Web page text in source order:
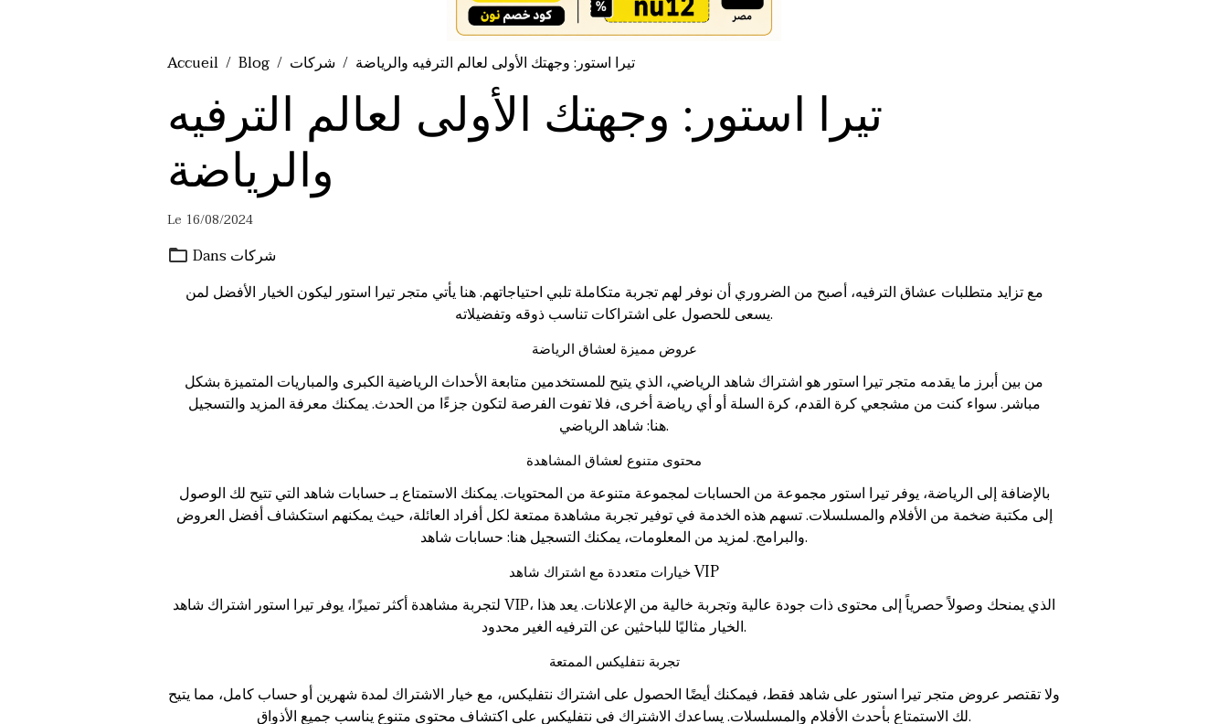
Accueil Blog شركات تيرا استور: وجهتك الأولى لعالم الترفيه والرياضة
تيرا استور: وجهتك الأولى لعالم الترفيه
والرياضة
Le 16/08/2024
Dans شركات
مع تزايد متطلبات عشاق الترفيه، أصبح من الضروري أن نوفر لهم تجربة متكاملة تلبي احتياجاتهم. هنا يأتي متجر تيرا استور ليكون الخيار الأفضل لمن
يسعى للحصول على اشتراكات تناسب ذوقه وتفضيلاته.
عروض مميزة لعشاق الرياضة
من بين أبرز ما يقدمه متجر تيرا استور هو اشتراك شاهد الرياضي، الذي يتيح للمستخدمين متابعة الأحداث الرياضية الكبرى والمباريات المتميزة بشكل
مباشر. سواء كنت من مشجعي كرة القدم، كرة السلة أو أي رياضة أخرى، فلا تفوت الفرصة لتكون جزءًا من الحدث. يمكنك معرفة المزيد والتسجيل
هنا:شاهد الرياضي .
محتوى متنوع لعشاق المشاهدة
بالإضافة إلى الرياضة، يوفر تيرا استور مجموعة من الحسابات لمجموعة متنوعة من المحتويات. يمكنك الاستمتاع بـ حسابات شاهد التي تتيح لك الوصول
إلى مكتبة ضخمة من الأفلام والمسلسلات. تسهم هذه الخدمة في توفير تجربة مشاهدة ممتعة لكل أفراد العائلة، حيث يمكنهم استكشاف أفضل العروض
والبرامج. لمزيد من المعلومات، يمكنك التسجيل هنا:حسابات شاهد .
خيارات متعددة مع اشتراك شاهد VIP
لتجربة مشاهدة أكثر تميزًا، يوفر تيرا استور اشتراك شاهد VIP، الذي يمنحك وصولاً حصرياً إلى محتوى ذات جودة عالية وتجربة خالية من الإعلانات. يعد هذا
الخيار مثاليًا للباحثين عن الترفيه الغير محدود.
تجربة نتفليكس الممتعة
ولا تقتصر عروض متجر تيرا استور على شاهد فقط، فيمكنك أيضًا الحصول على اشتراك نتفليكس، مع خيار الاشتراك لمدة شهرين أو حساب كامل، مما يتيح
لك الاستمتاع بأحدث الأفلام والمسلسلات. يساعدك الاشتراك في نتفليكس على اكتشاف محتوى متنوع يناسب جميع الأذواق.